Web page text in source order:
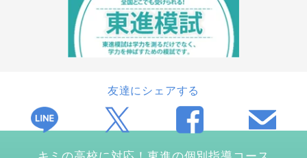
友達にシェアする